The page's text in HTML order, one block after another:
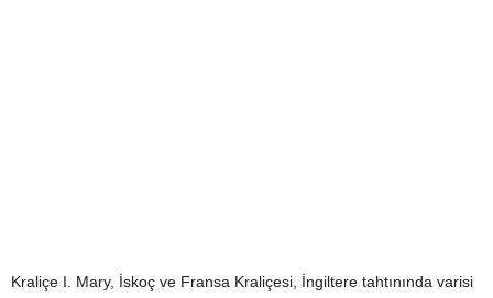
Kraliçe I. Mary, İskoç ve Fransa Kraliçesi, İngiltere tahtınında varisi